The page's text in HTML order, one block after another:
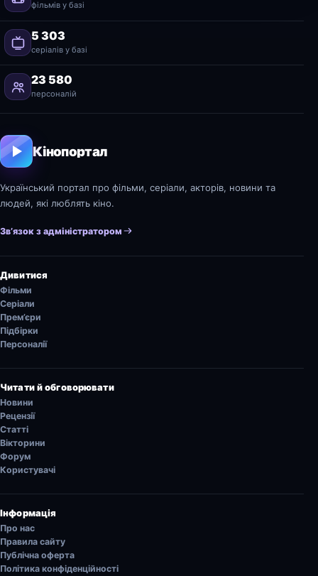
фільмів у базі
5 303
серіалів у базі
23 580
персоналій
Кінопортал
Український портал про фільми, серіали, акторів, новини та
людей, які люблять кіно.
Зв’язок з адміністратором
Дивитися
Фільми
Серіали
Прем’єри
Підбірки
Персоналії
Читати й обговорювати
Новини
Рецензії
Статті
Вікторини
Форум
Користувачі
Інформація
Про нас
Правила сайту
Публічна оферта
Політика конфіденційності